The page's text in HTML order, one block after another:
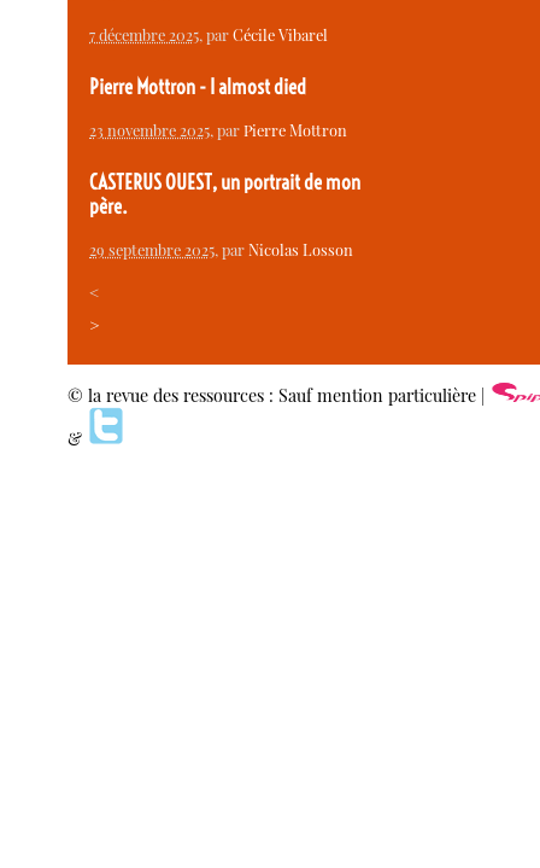
7 décembre 2025, parCécile Vibarel
Pierre Mottron - I almost died
23 novembre 2025, parPierre Mottron
CASTERUS OUEST, un portrait de mon
père.
29 septembre 2025, parNicolas Losson
<
>
© la revue des ressources : Sauf mention particulière |
&